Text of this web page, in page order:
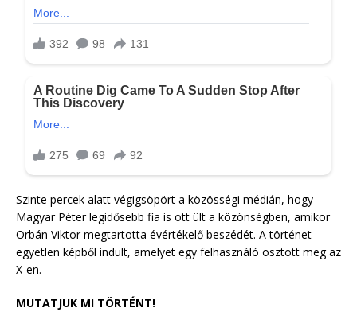
Szinte percek alatt végigsöpört a közösségi médián, hogy
Magyar Péter legidősebb fia is ott ült a közönségben, amikor
Orbán Viktor megtartotta évértékelő beszédét. A történet
egyetlen képből indult, amelyet egy felhasználó osztott meg az
X-en.
MUTATJUK MI TÖRTÉNT!